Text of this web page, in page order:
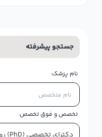
جستجو پیشرفته
نام پزشک:
تخصص و فوق تخصص: